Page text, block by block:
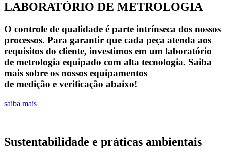
LABORATÓRIO DE METROLOGIA
O controle de qualidade é parte intrínseca dos nossos
processos. Para garantir que cada peça atenda aos
requisitos do cliente, investimos em um laboratório
de metrologia equipado com alta tecnologia. Saiba
mais sobre os nossos equipamentos
de medição e verificação abaixo!
saiba mais
Sustentabilidade e práticas ambientais